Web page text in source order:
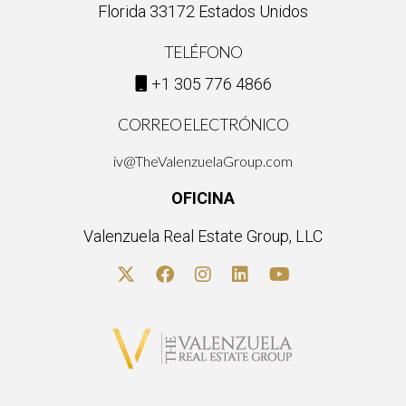
Florida 33172 Estados Unidos
TELÉFONO
+1 305 776 4866
CORREO ELECTRÓNICO
iv@TheValenzuelaGroup.com
OFICINA
Valenzuela Real Estate Group, LLC